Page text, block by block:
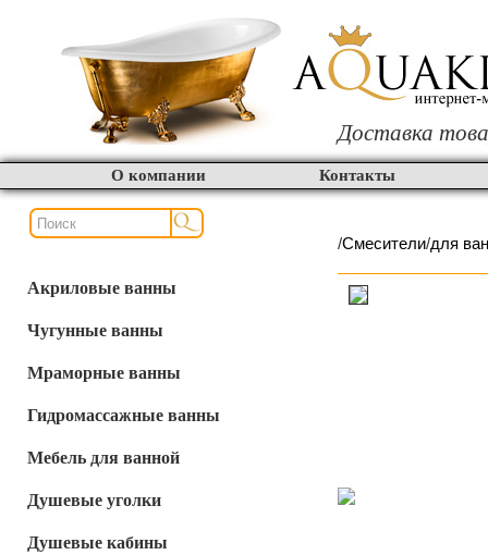
Доставка
О компании Контакты
Акриловые ванны
Чугунные ванны
Мраморные ванны
Гидромассажные ванны
Мебель для ванной
Душевые уголки
Душевые кабины
/Смесители/для